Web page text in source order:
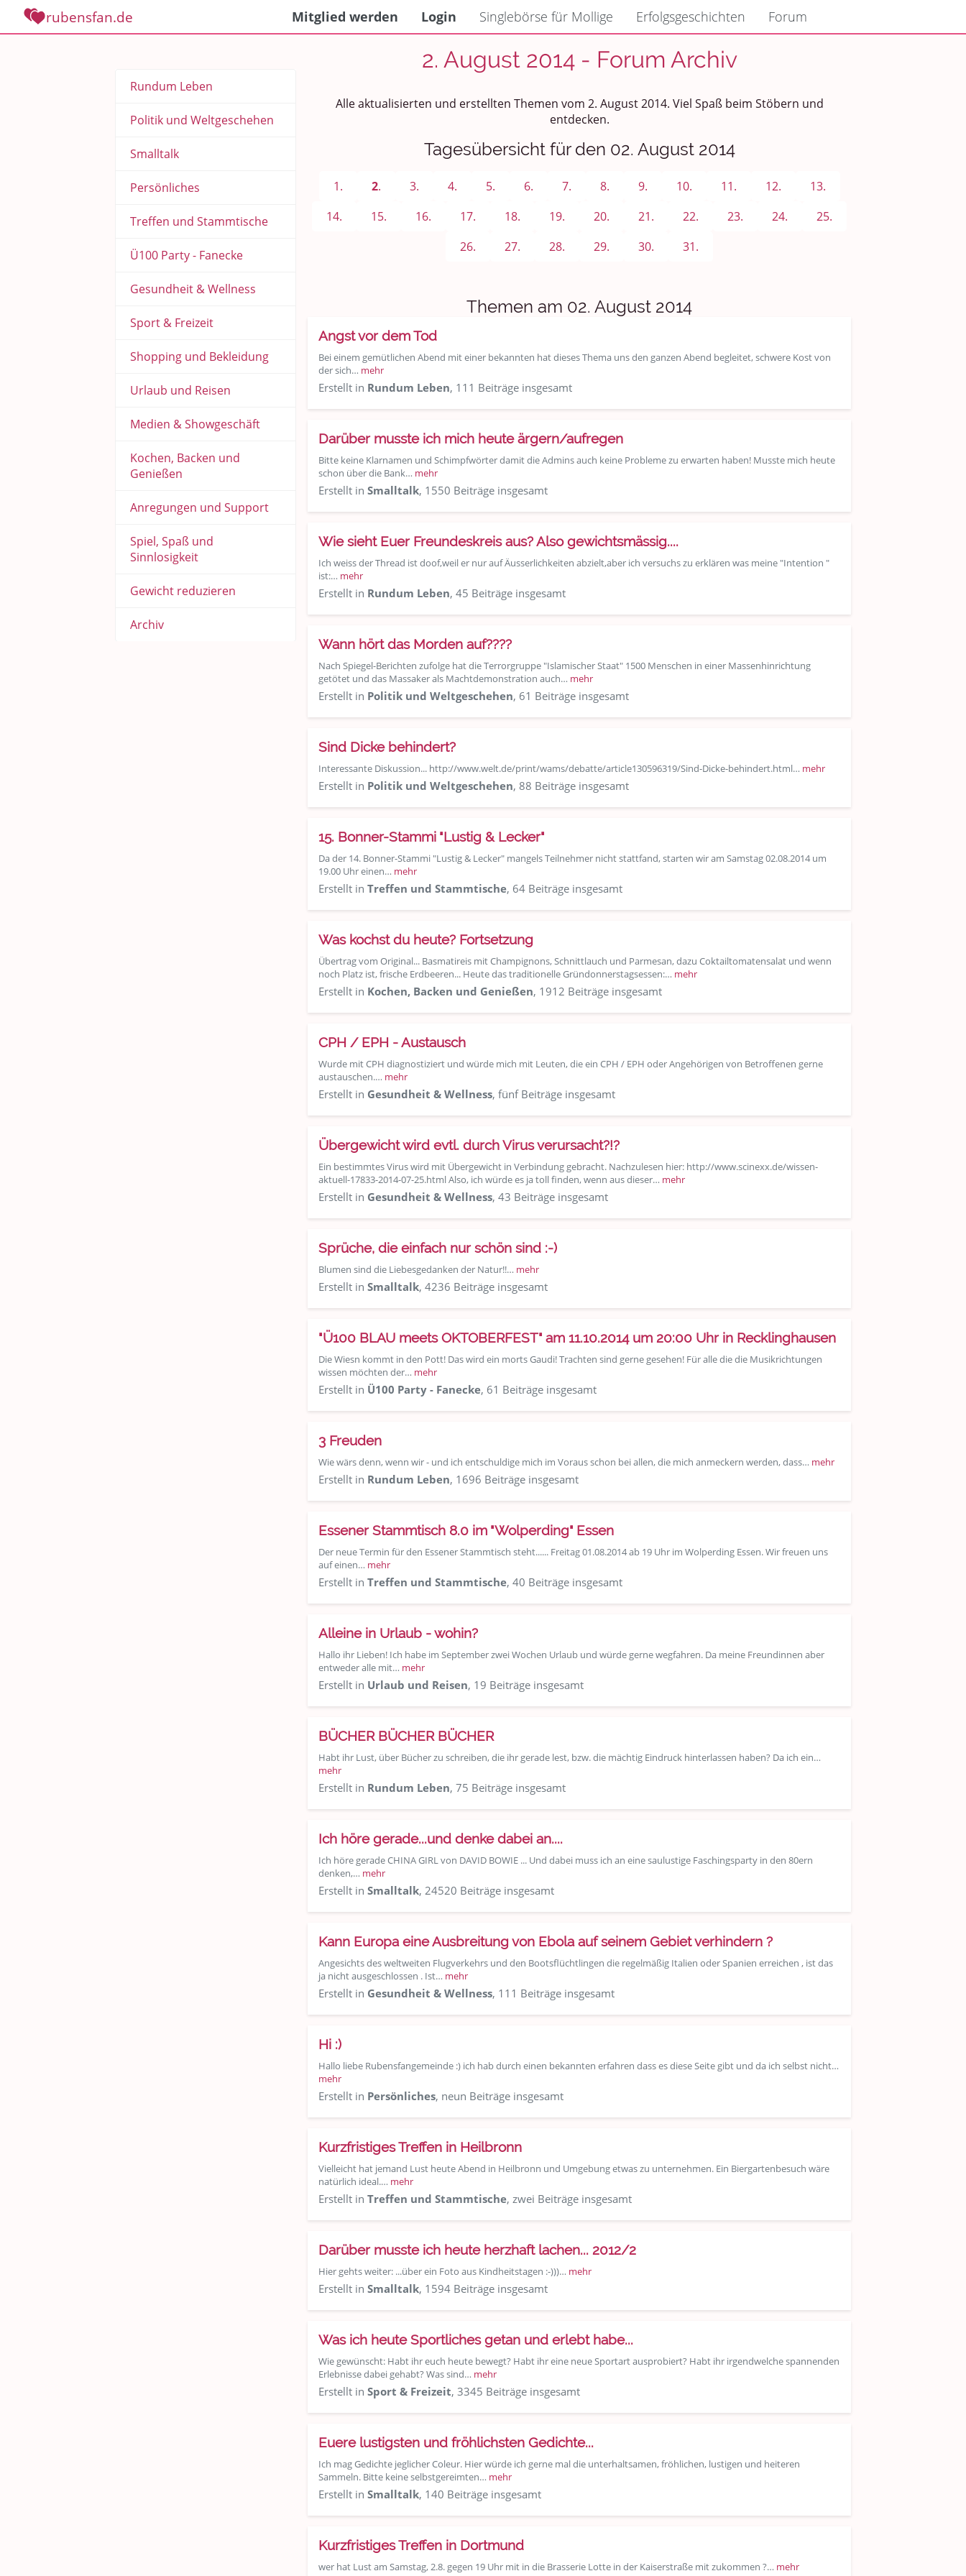
rubensfan.de Mitglied werden Login Singlebörse für Mollige Erfolgsgeschichten Forum
Rundum Leben
Politik und Weltgeschehen
Smalltalk
Persönliches
Treffen und Stammtische
Ü100 Party - Fanecke
Gesundheit & Wellness
Sport & Freizeit
Shopping und Bekleidung
Urlaub und Reisen
Medien & Showgeschäft
Kochen, Backen und
Genießen
Anregungen und Support
Spiel, Spaß und
Sinnlosigkeit
Gewicht reduzieren
Archiv
2. August 2014 - Forum Archiv
Alle aktualisierten und erstellten Themen vom 2. August 2014. Viel Spaß beim Stöbern und
entdecken.
Tagesübersicht für den 02. August 2014
1. 2. 3. 4. 5. 6. 7. 8. 9. 10. 11. 12.
13.
14.
15. 16. 17. 18. 19. 20. 21. 22. 23. 24.
25.
26.
27. 28. 29. 30. 31.
Themen am 02. August 2014
Angst vor dem Tod
Bei einem gemütlichen Abend mit einer bekannten hat dieses Thema uns den ganzen Abend begleitet, schwere Kost von
der sich… mehr
Erstellt in Rundum Leben, 111 Beiträge insgesamt
Darüber musste ich mich heute ärgern/aufregen
Bitte keine Klarnamen und Schimpfwörter damit die Admins auch keine Probleme zu erwarten haben! Musste mich heute
schon über die Bank… mehr
Erstellt in Smalltalk, 1550 Beiträge insgesamt
Wie sieht Euer Freundeskreis aus? Also gewichtsmässig....
Ich weiss der Thread ist doof,weil er nur auf Äusserlichkeiten abzielt,aber ich versuchs zu erklären was meine "Intention "
ist:… mehr
Erstellt in Rundum Leben, 45 Beiträge insgesamt
Wann hört das Morden auf????
Nach Spiegel-Berichten zufolge hat die Terrorgruppe "Islamischer Staat" 1500 Menschen in einer Massenhinrichtung
getötet und das Massaker als Machtdemonstration auch… mehr
Erstellt in Politik und Weltgeschehen, 61 Beiträge insgesamt
Sind Dicke behindert?
Interessante Diskussion... http://www.welt.de/print/wams/debatte/article130596319/Sind-Dicke-behindert.html… mehr
Erstellt in Politik und Weltgeschehen, 88 Beiträge insgesamt
15. Bonner-Stammi "Lustig & Lecker"
Da der 14. Bonner-Stammi "Lustig & Lecker" mangels Teilnehmer nicht stattfand, starten wir am Samstag 02.08.2014 um
19.00 Uhr einen… mehr
Erstellt in Treffen und Stammtische, 64 Beiträge insgesamt
Was kochst du heute? Fortsetzung
Übertrag vom Original... Basmatireis mit Champignons, Schnittlauch und Parmesan, dazu Coktailtomatensalat und wenn
noch Platz ist, frische Erdbeeren... Heute das traditionelle Gründonnerstagsessen:… mehr
Erstellt in Kochen, Backen und Genießen, 1912 Beiträge insgesamt
CPH / EPH - Austausch
Wurde mit CPH diagnostiziert und würde mich mit Leuten, die ein CPH / EPH oder Angehörigen von Betroffenen gerne
austauschen.… mehr
Erstellt in Gesundheit & Wellness, fünf Beiträge insgesamt
Übergewicht wird evtl. durch Virus verursacht?!?
Ein bestimmtes Virus wird mit Übergewicht in Verbindung gebracht. Nachzulesen hier: http://www.scinexx.de/wissen-
aktuell-17833-2014-07-25.html Also, ich würde es ja toll finden, wenn aus dieser… mehr
Erstellt in Gesundheit & Wellness, 43 Beiträge insgesamt
Sprüche, die einfach nur schön sind :-)
Blumen sind die Liebesgedanken der Natur!!… mehr
Erstellt in Smalltalk, 4236 Beiträge insgesamt
"Ü100 BLAU meets OKTOBERFEST" am 11.10.2014 um 20:00 Uhr in Recklinghausen
Die Wiesn kommt in den Pott! Das wird ein morts Gaudi! Trachten sind gerne gesehen! Für alle die die Musikrichtungen
wissen möchten der… mehr
Erstellt in Ü100 Party - Fanecke, 61 Beiträge insgesamt
3 Freuden
Wie wärs denn, wenn wir - und ich entschuldige mich im Voraus schon bei allen, die mich anmeckern werden, dass… mehr
Erstellt in Rundum Leben, 1696 Beiträge insgesamt
Essener Stammtisch 8.0 im "Wolperding" Essen
Der neue Termin für den Essener Stammtisch steht...... Freitag 01.08.2014 ab 19 Uhr im Wolperding Essen. Wir freuen uns
auf einen… mehr
Erstellt in Treffen und Stammtische, 40 Beiträge insgesamt
Alleine in Urlaub - wohin?
Hallo ihr Lieben! Ich habe im September zwei Wochen Urlaub und würde gerne wegfahren. Da meine Freundinnen aber
entweder alle mit… mehr
Erstellt in Urlaub und Reisen, 19 Beiträge insgesamt
BÜCHER BÜCHER BÜCHER
Habt ihr Lust, über Bücher zu schreiben, die ihr gerade lest, bzw. die mächtig Eindruck hinterlassen haben? Da ich ein…
mehr
Erstellt in Rundum Leben, 75 Beiträge insgesamt
Ich höre gerade...und denke dabei an....
Ich höre gerade CHINA GIRL von DAVID BOWIE ... Und dabei muss ich an eine saulustige Faschingsparty in den 80ern
denken,… mehr
Erstellt in Smalltalk, 24520 Beiträge insgesamt
Kann Europa eine Ausbreitung von Ebola auf seinem Gebiet verhindern ?
Angesichts des weltweiten Flugverkehrs und den Bootsflüchtlingen die regelmäßig Italien oder Spanien erreichen , ist das
ja nicht ausgeschlossen . Ist… mehr
Erstellt in Gesundheit & Wellness, 111 Beiträge insgesamt
Hi :)
Hallo liebe Rubensfangemeinde :) ich hab durch einen bekannten erfahren dass es diese Seite gibt und da ich selbst nicht…
mehr
Erstellt in Persönliches, neun Beiträge insgesamt
Kurzfristiges Treffen in Heilbronn
Vielleicht hat jemand Lust heute Abend in Heilbronn und Umgebung etwas zu unternehmen. Ein Biergartenbesuch wäre
natürlich ideal.… mehr
Erstellt in Treffen und Stammtische, zwei Beiträge insgesamt
Darüber musste ich heute herzhaft lachen... 2012/2
Hier gehts weiter: ...über ein Foto aus Kindheitstagen :-)))… mehr
Erstellt in Smalltalk, 1594 Beiträge insgesamt
Was ich heute Sportliches getan und erlebt habe...
Wie gewünscht: Habt ihr euch heute bewegt? Habt ihr eine neue Sportart ausprobiert? Habt ihr irgendwelche spannenden
Erlebnisse dabei gehabt? Was sind… mehr
Erstellt in Sport & Freizeit, 3345 Beiträge insgesamt
Euere lustigsten und fröhlichsten Gedichte...
Ich mag Gedichte jeglicher Coleur. Hier würde ich gerne mal die unterhaltsamen, fröhlichen, lustigen und heiteren
Sammeln. Bitte keine selbstgereimten… mehr
Erstellt in Smalltalk, 140 Beiträge insgesamt
Kurzfristiges Treffen in Dortmund
wer hat Lust am Samstag, 2.8. gegen 19 Uhr mit in die Brasserie Lotte in der Kaiserstraße mit zukommen ?… mehr